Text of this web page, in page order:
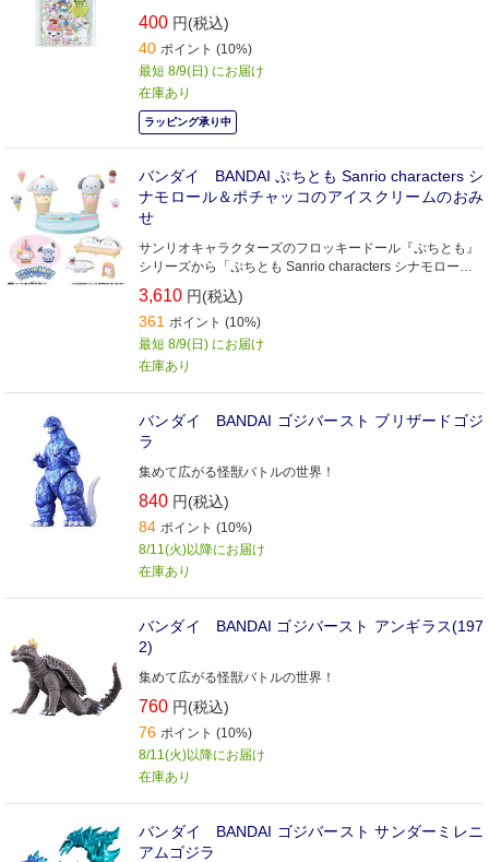
400 円(税込)
40 ポイント (10%)
最短 8/9(日) にお届け
在庫あり
ラッピング承り中
バンダイ BANDAI ぷちとも Sanrio characters シ
ナモロール＆ポチャッコのアイスクリームのおみ
せ
サンリオキャラクターズのフロッキードール『ぷちとも』
シリーズから「ぷちとも Sanrio characters シナモロール
＆ポチャッコのアイスクリームのおみせ」が登場！
3,610 円(税込)
361 ポイント (10%)
最短 8/9(日) にお届け
在庫あり
バンダイ BANDAI ゴジバースト ブリザードゴジ
ラ
集めて広がる怪獣バトルの世界！
840 円(税込)
84 ポイント (10%)
8/11(火)以降にお届け
在庫あり
バンダイ BANDAI ゴジバースト アンギラス(197
2)
集めて広がる怪獣バトルの世界！
760 円(税込)
76 ポイント (10%)
8/11(火)以降にお届け
在庫あり
バンダイ BANDAI ゴジバースト サンダーミレニ
アムゴジラ